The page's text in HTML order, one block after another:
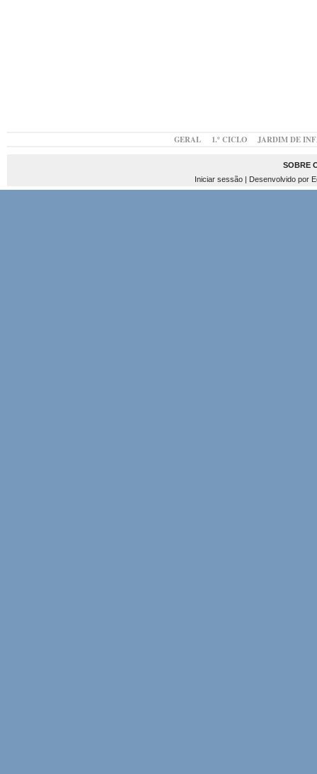
GERAL 1.º CICLO JARDIM DE
SOBRE
Iniciar sessão| Desenvolvido por